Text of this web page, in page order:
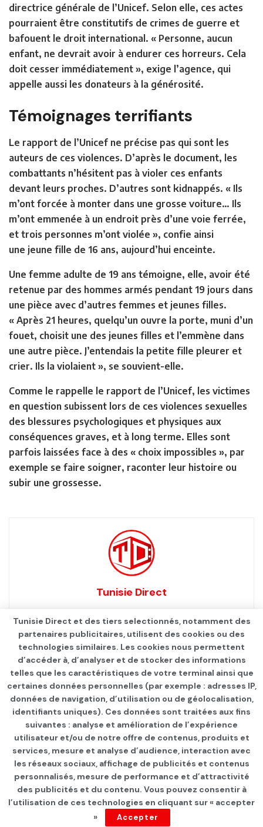
directrice générale de l’Unicef. Selon elle, ces actes
pourraient être constitutifs de crimes de guerre et
bafouent le droit international. « Personne, aucun
enfant, ne devrait avoir à endurer ces horreurs. Cela
doit cesser immédiatement », exige l’agence, qui
appelle aussi les donateurs à la générosité.
Témoignages terrifiants
Le rapport de l’Unicef ne précise pas qui sont les
auteurs de ces violences. D’après le document, les
combattants n’hésitent pas à violer ces enfants
devant leurs proches. D’autres sont kidnappés. « Ils
m’ont forcée à monter dans une grosse voiture… Ils
m’ont emmenée à un endroit près d’une voie ferrée,
et trois personnes m’ont violée », confie ainsi
une jeune fille de 16 ans, aujourd’hui enceinte.
Une femme adulte de 19 ans témoigne, elle, avoir été
retenue par des hommes armés pendant 19 jours dans
une pièce avec d’autres femmes et jeunes filles.
« Après 21 heures, quelqu’un ouvre la porte, muni d’un
fouet, choisit une des jeunes filles et l’emmène dans
une autre pièce. J’entendais la petite fille pleurer et
crier. Ils la violaient », se souvient-elle.
Comme le rappelle le rapport de l’Unicef, les victimes
en question subissent lors de ces violences sexuelles
des blessures psychologiques et physiques aux
conséquences graves, et à long terme. Elles sont
parfois laissées face à des « choix impossibles », par
exemple se faire soigner, raconter leur histoire ou
subir une grossesse.
Tunisie Direct
Qui sommes-nous ? Advertise Contact S’identifier
© 2021TUNISIE DIRECT.
Tunisie Direct et des tiers selectionnés, notamment des
partenaires publicitaires, utilisent des cookies ou des
technologies similaires. Les cookies nous permettent
d’accéder à, d’analyser et de stocker des informations
telles que les caractéristiques de votre terminal ainsi que
certaines données personnelles (par exemple : adresses IP,
données de navigation, d’utilisation ou de géolocalisation,
identifiants uniques). Ces données sont traitées aux fins
suivantes : analyse et amélioration de l’expérience
utilisateur et/ou de notre offre de contenus, produits et
services, mesure et analyse d’audience, interaction avec
les réseaux sociaux, affichage de publicités et contenus
personnalisés, mesure de performance et d’attractivité
des publicités et du contenu. Vous pouvez consentir à
l’utilisation de ces technologies en cliquant sur « accepter
»
Accepter